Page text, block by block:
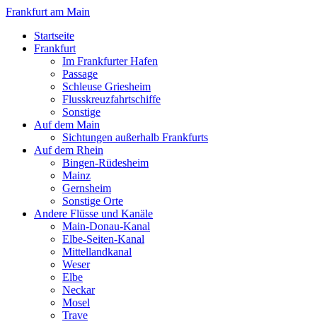
Frankfurt am Main
Startseite
Frankfurt
Im Frankfurter Hafen
Passage
Schleuse Griesheim
Flusskreuzfahrtschiffe
Sonstige
Auf dem Main
Sichtungen außerhalb Frankfurts
Auf dem Rhein
Bingen-Rüdesheim
Mainz
Gernsheim
Sonstige Orte
Andere Flüsse und Kanäle
Main-Donau-Kanal
Elbe-Seiten-Kanal
Mittellandkanal
Weser
Elbe
Neckar
Mosel
Trave